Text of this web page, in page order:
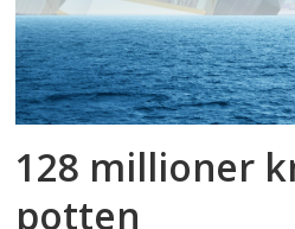
128 millioner
potten